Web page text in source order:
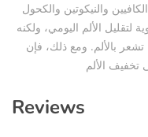
والنيكوتين والكحول
لتقليل الألم اليومي، ولكنه
تشعر بالألم. ومع ذلك، فإن
Reviews